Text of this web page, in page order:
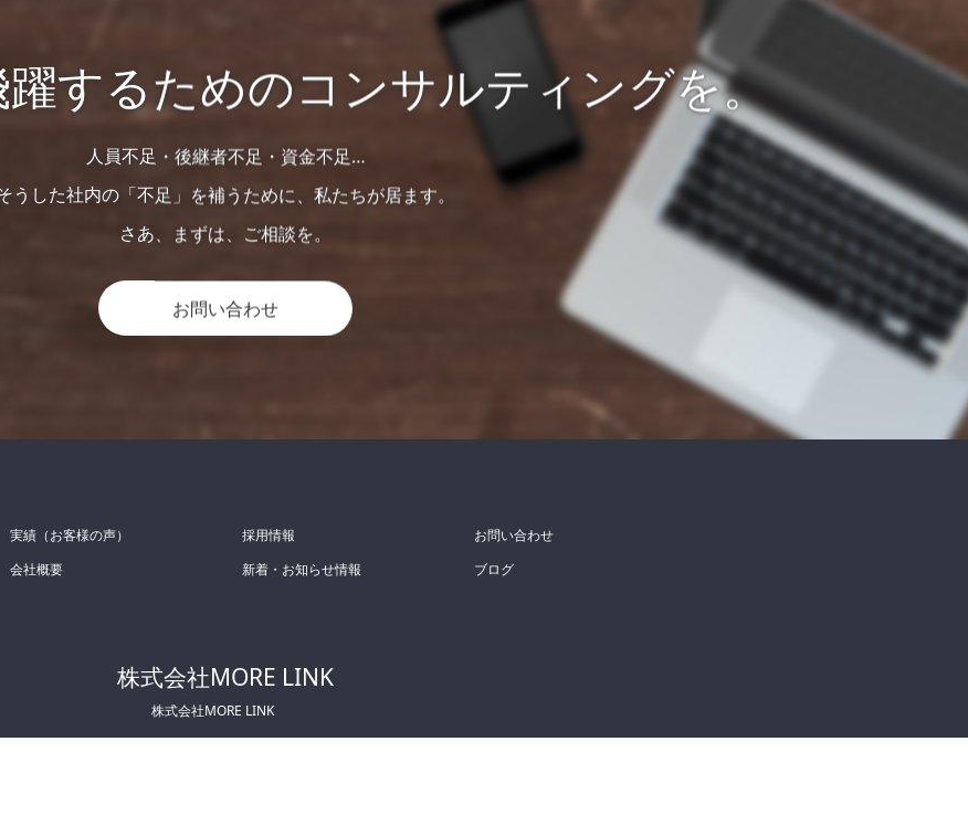
するためのコンサルティングを。
人員不足・後継者不足・資金不足…
うした社内の「不足」を補うために、私たちが居ます。
さあ、まずは、ご相談を。
お問い合わせ
実績（お客様の声）
会社概要
採用情報
新着・お知らせ情報
お問い合わせ
ブログ
株式会社MORE LINK
株式会社MORE LINK